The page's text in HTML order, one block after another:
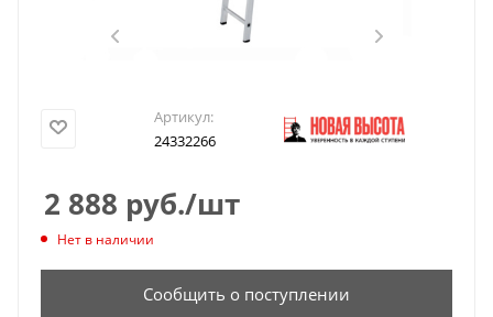
Артикул:
24332266
2 888 руб./шт
Нет в наличии
Сообщить о поступлении